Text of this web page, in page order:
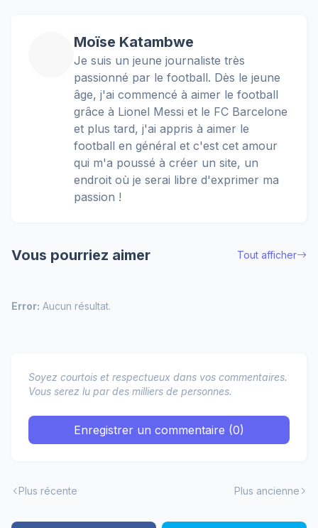
Moïse Katambwe
Je suis un jeune journaliste très
passionné par le football. Dès le jeune
âge, j'ai commencé à aimer le football
grâce à Lionel Messi et le FC Barcelone
et plus tard, j'ai appris à aimer le
football en général et c'est cet amour
qui m'a poussé à créer un site, un
endroit où je serai libre d'exprimer ma
passion !
Vous pourriez aimer Tout afficher
Error: Aucun résultat.
Soyez courtois et respectueux dans vos commentaires.
Vous serez lu par des milliers de personnes.
Enregistrer un commentaire (0)
Plus récente Plus ancienne